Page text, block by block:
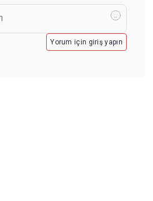
Yorum için giriş yapın